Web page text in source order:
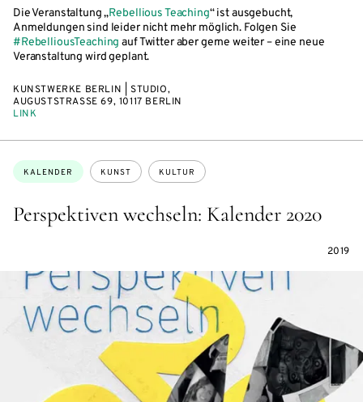
Die Veranstaltung „Rebellious Teaching“ ist ausgebucht,
Anmeldungen sind leider nicht mehr möglich. Folgen Sie
#RebelliousTeaching auf Twitter aber gerne weiter – eine neue
Veranstaltung wird geplant.
KUNSTWERKE BERLIN | STUDIO,
AUGUSTSTRASSE 69, 10117 BERLIN
LINK
Perspektiven wechseln: Kalender 2020
Themen:
KALENDER KUNST KULTUR
2019